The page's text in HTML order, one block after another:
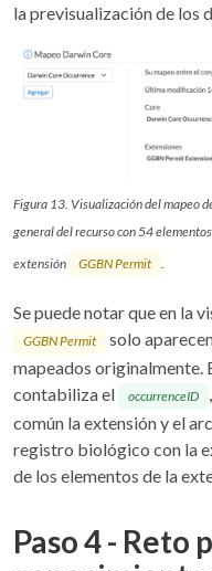
la previsualización de los
Figura 13. Visualización del mapeo
general del recurso con 54
extensión
GGBN Permit
Se puede notar que en la
GGBN Permit
solo
mapeados originalmente.
contabiliza el
occurrenceID
común la extensión y el
registro biológico con la
de los elementos de la
Paso 4 - Reto